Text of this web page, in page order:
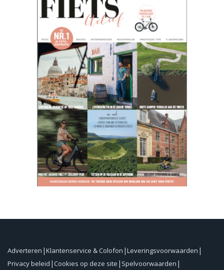
Adverteren Klantenservice & Colofon Leveringsvoorwaarden
Privacy beleid Cookies op deze site Spelvoorwaarden